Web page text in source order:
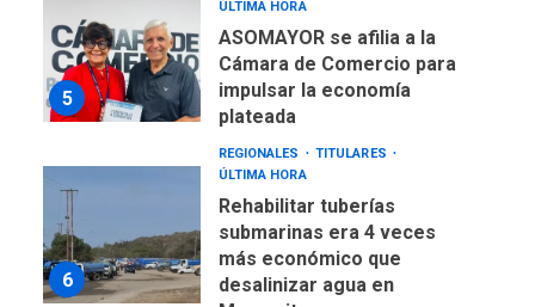
5
ÚLTIMA HORA
ASOMAYOR se afilia a la
Cámara de Comercio para
impulsar la economía
plateada
6
REGIONALES
TITULARES
ÚLTIMA HORA
Rehabilitar tuberías
submarinas era 4 veces
más económico que
desalinizar agua en